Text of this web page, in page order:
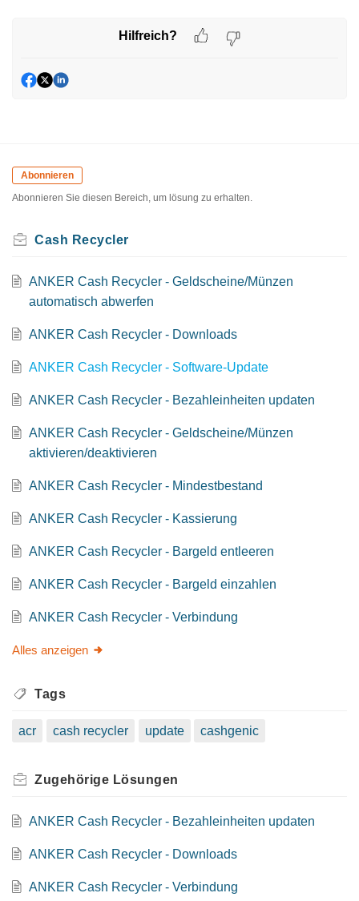
Hilfreich?
Abonnieren
Abonnieren Sie diesen Bereich, um lösung zu erhalten.
Cash Recycler
ANKER Cash Recycler - Geldscheine/Münzen
automatisch abwerfen
ANKER Cash Recycler - Downloads
ANKER Cash Recycler - Software-Update
ANKER Cash Recycler - Bezahleinheiten updaten
ANKER Cash Recycler - Geldscheine/Münzen
aktivieren/deaktivieren
ANKER Cash Recycler - Mindestbestand
ANKER Cash Recycler - Kassierung
ANKER Cash Recycler - Bargeld entleeren
ANKER Cash Recycler - Bargeld einzahlen
ANKER Cash Recycler - Verbindung
Alles anzeigen
Tags
acr cash recycler update cashgenic
Zugehörige Lösungen
ANKER Cash Recycler - Bezahleinheiten updaten
ANKER Cash Recycler - Downloads
ANKER Cash Recycler - Verbindung